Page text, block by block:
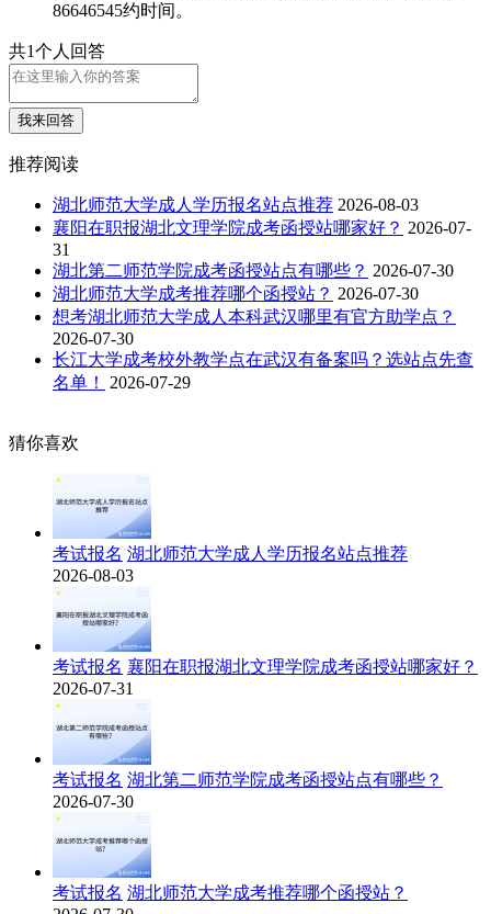
86646545约时间。
共1个人回答
我来回答
推荐阅读
湖北师范大学成人学历报名站点推荐 2026-08-03
襄阳在职报湖北文理学院成考函授站哪家好？ 2026-07-
31
湖北第二师范学院成考函授站点有哪些？ 2026-07-30
湖北师范大学成考推荐哪个函授站？ 2026-07-30
想考湖北师范大学成人本科武汉哪里有官方助学点？
2026-07-30
长江大学成考校外教学点在武汉有备案吗？选站点先查
名单！
2026-07-29
猜你喜欢
考试报名 湖北师范大学成人学历报名站点推荐
2026-08-03
考试报名 襄阳在职报湖北文理学院成考函授站哪家好？
2026-07-31
考试报名 湖北第二师范学院成考函授站点有哪些？
2026-07-30
考试报名 湖北师范大学成考推荐哪个函授站？